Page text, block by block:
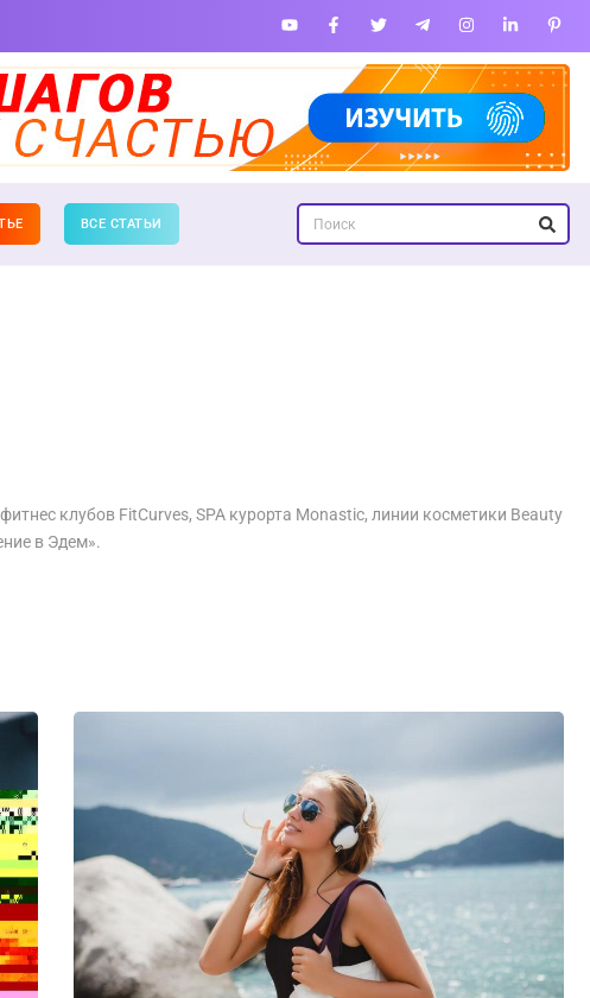
ВСЕ СТАТЬИ
клубов FitCurves, SPA курорта Monastic, линии косметики Beauty
в Эдем».